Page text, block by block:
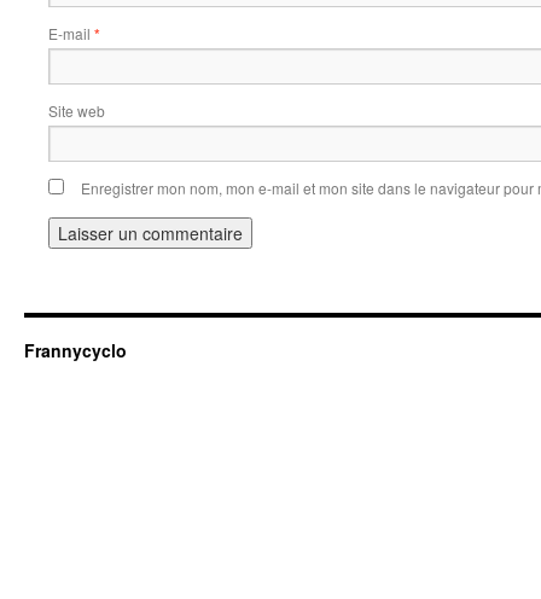
E-mail *
Site web
Enregistrer mon nom, mon e-mail et mon site dans le navigateur
Frannycyclo